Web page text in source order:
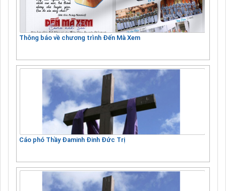
Thông báo về chương trình Đến Mà Xem
Cáo phó Thầy Đaminh Đinh Đức Trị